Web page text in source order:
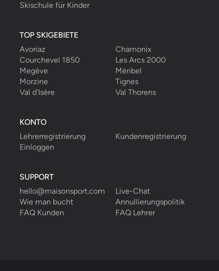
Skischule für Kinder
TOP SKIGEBIETE
Avoriaz
Chamonix
Courchevel 1850
Les Arcs 2000
Megève
Méribel
Morzine
Tignes
Val d’Isère
Val Thorens
KONTO
Lehrerregistrierung
Kundenregistrierung
Einloggen
SUPPORT
hello@maisonsport.com
Live-Chat
Wie man bucht
Annullierungspolitik
FAQ Kunden
FAQ Lehrer